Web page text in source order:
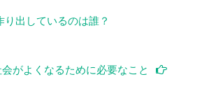
り出しているのは誰？
会がよくなるために必要なこと